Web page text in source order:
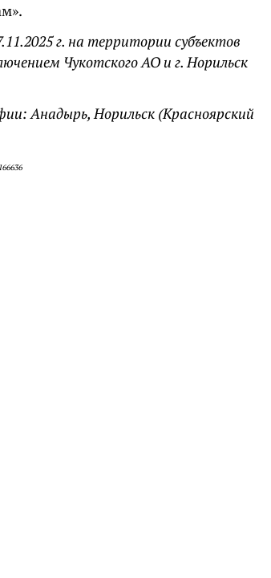
г. на территории субъектов
Чукотского АО и г. Норильск
Анадырь, Норильск (Красноярский